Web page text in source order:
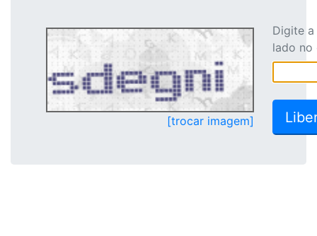
[trocar imagem]
Digite
lado no